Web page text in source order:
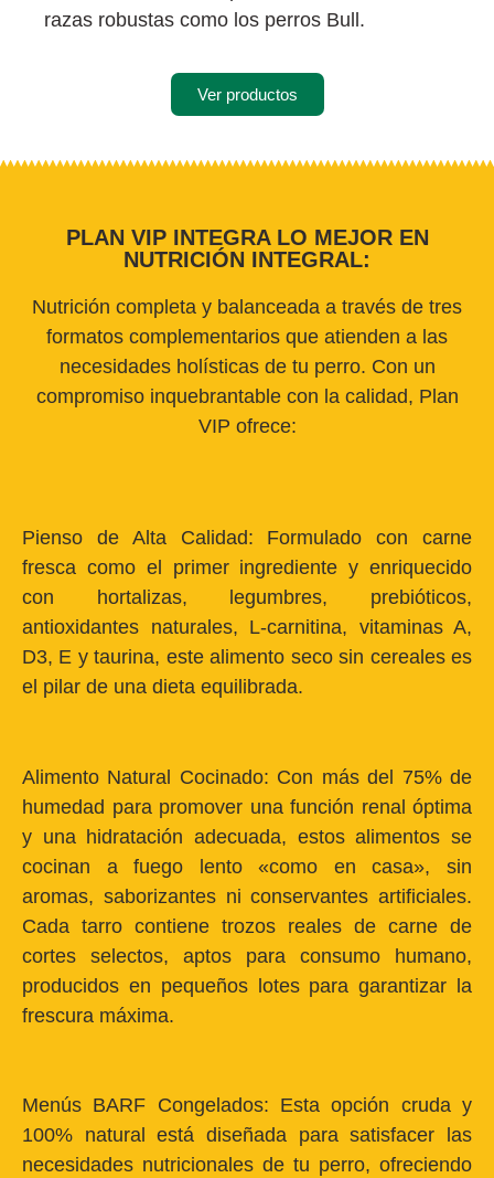
razas robustas como los perros Bull.
Ver productos
PLAN VIP INTEGRA LO MEJOR EN
NUTRICIÓN INTEGRAL:
Nutrición completa y balanceada a través de tres
formatos complementarios que atienden a las
necesidades holísticas de tu perro. Con un
compromiso inquebrantable con la calidad, Plan
VIP ofrece:
Pienso de Alta Calidad: Formulado con carne
fresca como el primer ingrediente y enriquecido
con hortalizas, legumbres, prebióticos,
antioxidantes naturales, L-carnitina, vitaminas A,
D3, E y taurina, este alimento seco sin cereales es
el pilar de una dieta equilibrada.
Alimento Natural Cocinado: Con más del 75% de
humedad para promover una función renal óptima
y una hidratación adecuada, estos alimentos se
cocinan a fuego lento «como en casa», sin
aromas, saborizantes ni conservantes artificiales.
Cada tarro contiene trozos reales de carne de
cortes selectos, aptos para consumo humano,
producidos en pequeños lotes para garantizar la
frescura máxima.
Menús BARF Congelados: Esta opción cruda y
100% natural está diseñada para satisfacer las
necesidades nutricionales de tu perro, ofreciendo